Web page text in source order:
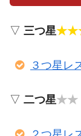
▽ 三つ星
３つ星レ
▽ 二つ星★★